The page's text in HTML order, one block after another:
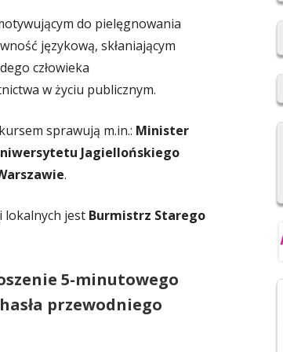
ŚWIEBOCKIEGO W BARCICACH
REKRUTACJA DO SZKÓŁ
do pielęgnowania
językową, skłaniającym
człowieka
w życiu publicznym.
sprawują m.in.: Minister
Jagiellońskiego
.
lokalnych jest Burmistrz Starego
5-minutowego
przewodniego